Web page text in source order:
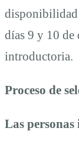
disponibilidad
días 9 y 10 de
introductoria.
Proceso de
Las